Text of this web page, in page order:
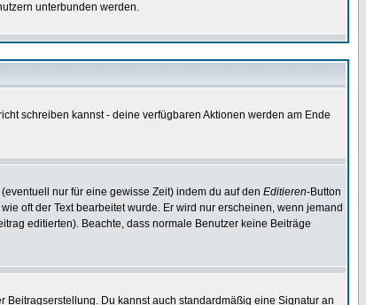
unterbunden werden.
schreiben kannst - deine verfügbaren Aktionen werden am Ende
nur für eine gewisse Zeit) indem du auf den Editieren-Button
oft der Text bearbeitet wurde. Er wird nur erscheinen, wenn jemand
editierten). Beachte, dass normale Benutzer keine Beiträge
Beitragserstellung. Du kannst auch standardmäßig eine Signatur an